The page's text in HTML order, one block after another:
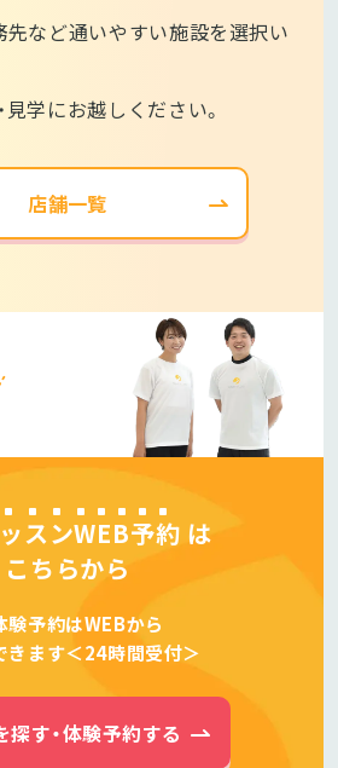
先など通いやすい施設を選択い
学にお越しください。
店舗一覧
スンWEB予約 は
こちらから
予約はWEBから
きます＜24時間受付＞
探す・体験予約する